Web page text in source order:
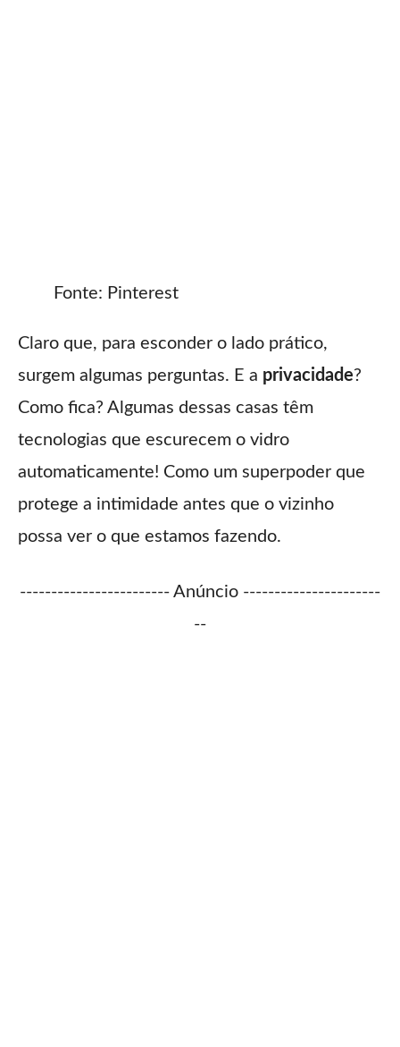
Fonte: Pinterest
Claro que, para esconder o lado prático,
surgem algumas perguntas. E a privacidade?
Como fica? Algumas dessas casas têm
tecnologias que escurecem o vidro
automaticamente! Como um superpoder que
protege a intimidade antes que o vizinho
possa ver o que estamos fazendo.
------------------------ Anúncio ----------------------
--